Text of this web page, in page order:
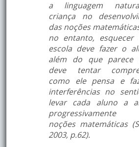
a linguagem
criança no
das noções
no entanto, esquecer
escola deve fazer o
além do que parece
deve tentar
como ele pensa e
interferências no
levar cada aluno a
progressivamente
noções matemáticas
2003, p.62).